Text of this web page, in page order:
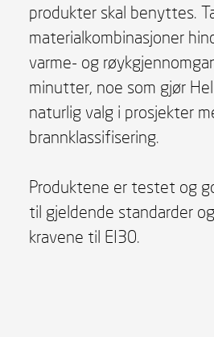
produkter skal benyttes.
materialkombinasjoner
varme- og
minutter, noe som gjør
naturlig valg i prosjekter
brannklassifisering.
Produktene er testet og
til gjeldende standarder
kravene til EI30.